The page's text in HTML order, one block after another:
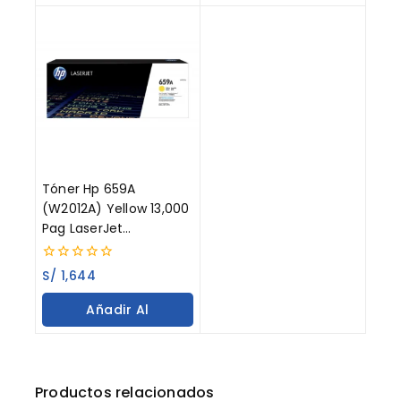
Tóner Hp 659A
(W2012A) Yellow 13,000
Pag LaserJet
Enterprise M856dn
0
out
of
S/ 1,644
Añadir Al
Productos relacionados